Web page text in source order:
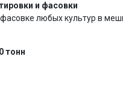
и фасовки
любых культур в
тонн